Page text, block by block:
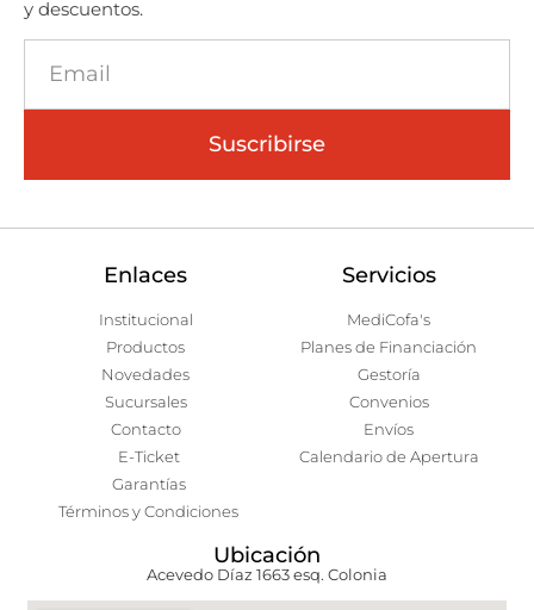
y descuentos.
Suscribirse
Enlaces
Institucional
Productos
Novedades
Sucursales
Contacto
E-Ticket
Garantías
Términos y Condiciones
Servicios
MediCofa's
Planes de Financiación
Gestoría
Convenios
Envíos
Calendario de Apertura
Ubicación
Acevedo Díaz 1663 esq. Colonia